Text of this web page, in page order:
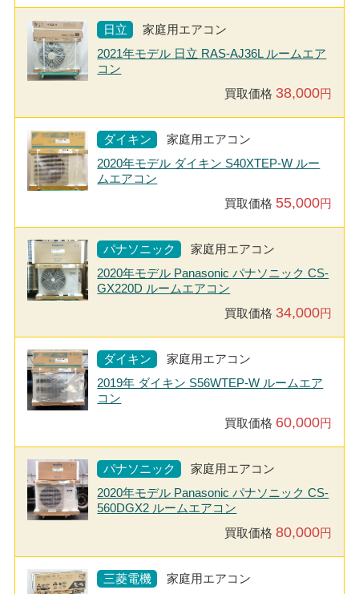
日立
家庭用エアコン
2021年モデル 日立 RAS-AJ36L ルームエア
コン
買取価格 38,000円
ダイキン
家庭用エアコン
2020年モデル ダイキン S40XTEP-W ルー
ムエアコン
買取価格 55,000円
パナソニック
家庭用エアコン
2020年モデル Panasonic パナソニック CS-
GX220D ルームエアコン
買取価格 34,000円
ダイキン
家庭用エアコン
2019年 ダイキン S56WTEP-W ルームエア
コン
買取価格 60,000円
パナソニック
家庭用エアコン
2020年モデル Panasonic パナソニック CS-
560DGX2 ルームエアコン
買取価格80,000円
三菱電機
家庭用エアコン